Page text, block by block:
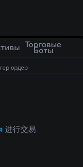
Торговые
Боты
ордер
进行交易